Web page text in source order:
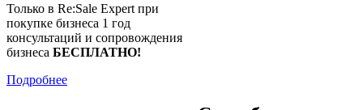
Только в Re:Sale Expert при
покупке бизнеса 1 год
консультаций и сопровождения
бизнеса БЕСПЛАТНО!
Подробнее